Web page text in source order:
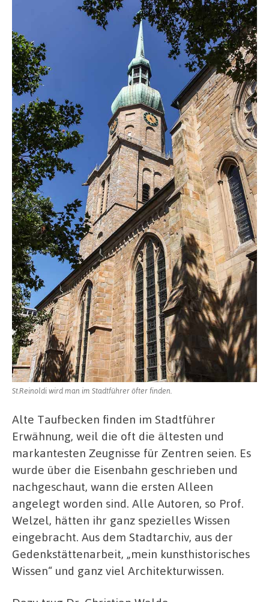
St.Reinoldi wird man im Stadtführer öfter finden.
Alte Taufbecken finden im Stadtführer
Erwähnung, weil die oft die ältesten und
markantesten Zeugnisse für Zentren seien. Es
wurde über die Eisenbahn geschrieben und
nachgeschaut, wann die ersten Alleen
angelegt worden sind. Alle Autoren, so Prof.
Welzel, hätten ihr ganz spezielles Wissen
eingebracht. Aus dem Stadtarchiv, aus der
Gedenkstättenarbeit, „mein kunsthistorisches
Wissen“ und ganz viel Architekturwissen.